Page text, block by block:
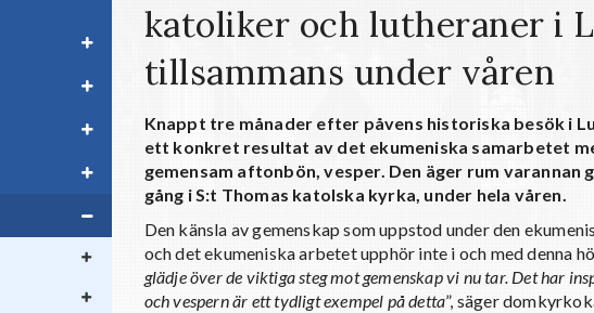
katoliker och lutheraner i
tillsammans under våren
Knappt tre månader efter påvens historiska besök i
ett konkret resultat av det ekumeniska samarbetet
gemensam aftonbön, vesper. Den äger rum varannan
gång i S:t Thomas katolska kyrka, under hela våren.
Den känsla av gemenskap som uppstod under den
och det ekumeniska arbetet upphör inte i och med denna
glädje över de viktiga steg mot gemenskap vi nu tar. Det har
och vespern är ett tydligt exempel på detta”, säger